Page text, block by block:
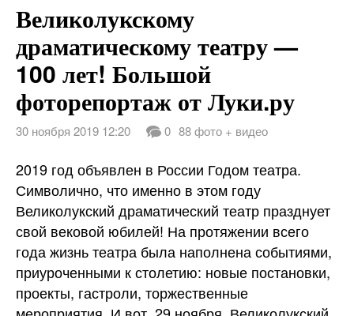
Слово Дело
Народные
ВТРК
Великолукскому
драматическому театру —
100 лет! Большой
фоторепортаж от Луки.ру
30 ноября 2019 12:20 0 88 фото + видео
2019 год объявлен в России Годом театра.
Символично, что именно в этом году
Великолукский драматический театр празднует
свой вековой юбилей! На протяжении всего
года жизнь театра была наполнена событиями,
приуроченными к столетию: новые постановки,
проекты, гастроли, торжественные